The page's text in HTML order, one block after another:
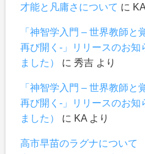
才能と凡庸さについて に KA
「神智学入門 – 世界教師と
再び開く-」リリースのお知
ました）
に 秀吉より
「神智学入門 – 世界教師と
再び開く-」リリースのお知
ました）
に KAより
高市早苗のラグナについ